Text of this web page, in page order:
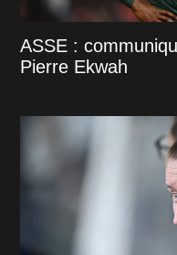
ASSE :
Pierre Ekwah